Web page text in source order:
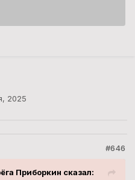
2025
#646
Приборкин сказал: